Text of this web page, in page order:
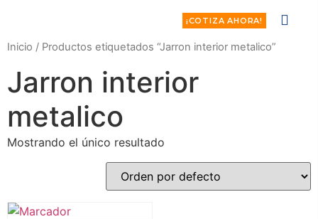
¡COTIZA AHORA!
Inicio / Productos etiquetados “Jarron interior metalico”
Jarron interior
metalico
Mostrando el único resultado